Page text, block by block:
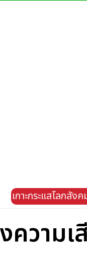
เกาะกระแสโลกสัง
วามเ